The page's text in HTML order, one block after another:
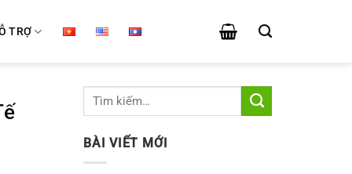
TRỢ
BÀI VIẾT MỚI